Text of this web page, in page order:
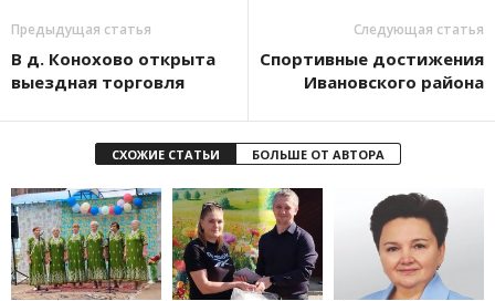
Предыдущая статья
В д. Конохово открыта
выездная торговля
Следующая статья
Спортивные достижения
Ивановского района
СХОЖИЕ СТАТЬИ БОЛЬШЕ ОТ АВТОРА